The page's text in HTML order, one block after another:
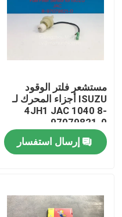
بيت
معلومات عنا
مستشعر فلتر الوقود
ISUZU أجزاء المحرك لـ
4JH1 JAC 1040 8-
97079821-0
إرسال استفسار